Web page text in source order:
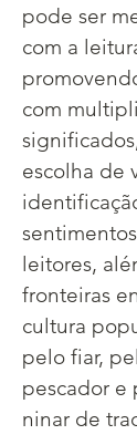
pode ser
com a
com
escolha de
leitores,
fronteiras
cultura
pelo fiar,
pescador e
ninar de